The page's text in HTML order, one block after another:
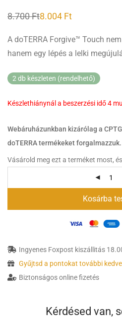
8.700Ft8.004 Ft
A doTERRA Forgive™ Touch
hanem egy lépés a lelki
2 db készleten (rendelhető)
Készlethiánynál a beszerzési idő 4
Webáruházunkban kizárólag a
doTERRA termékeket forgalmazzuk.
Vásárold meg ezt a terméket most,
Kosárba
Ingyenes Foxpost kiszállitás
Gyűjtsd a pontokat további
Biztonságos online fizetés
Kérdésed van,